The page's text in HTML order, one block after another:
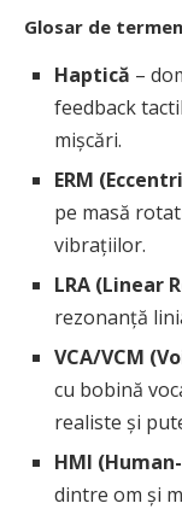
Glosar de
Haptică –
feedback
mișcări.
ERM
pe masă
vibrațiilor.
LRA (Linear
rezonanță
VCA/VCM
cu bobină
realiste și
HMI
dintre om și